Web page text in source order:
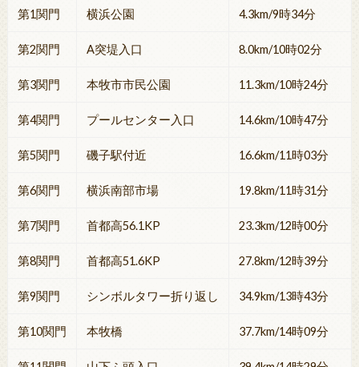
第1関門 横浜公園 4.3km/9時34分
第2関門 A突堤入口 8.0km/10時02分
第3関門 本牧市市民公園 11.3km/10時24分
第4関門 プールセンター入口 14.6km/10時47分
第5関門 磯子駅付近 16.6km/11時03分
第6関門 横浜南部市場 19.8km/11時31分
第7関門 首都高56.1KP 23.3km/12時00分
第8関門 首都高51.6KP 27.8km/12時39分
第9関門 シンボルタワー折り返し 34.9km/13時43分
第10関門 本牧橋 37.7km/14時09分